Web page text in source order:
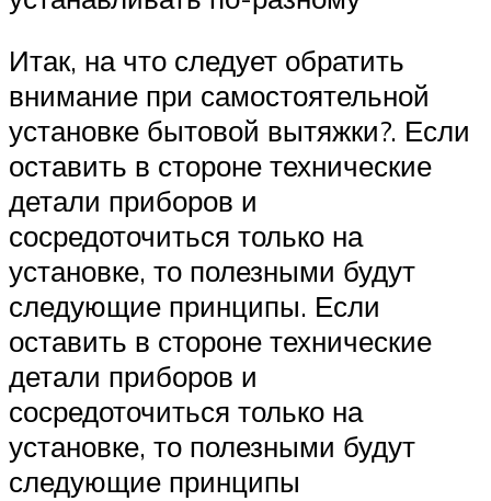
Итак, на что следует обратить
внимание при самостоятельной
установке бытовой вытяжки?. Если
оставить в стороне технические
детали приборов и
сосредоточиться только на
установке, то полезными будут
следующие принципы. Если
оставить в стороне технические
детали приборов и
сосредоточиться только на
установке, то полезными будут
следующие принципы